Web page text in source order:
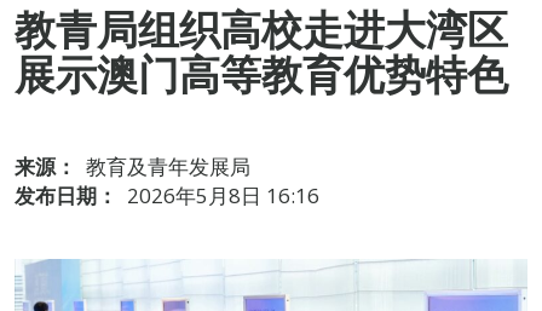
教青局组织高校走进大湾区
展示澳门高等教育优势特色
来源：
教育及青年发展局
发布日期：
2026年5月8日 16:16